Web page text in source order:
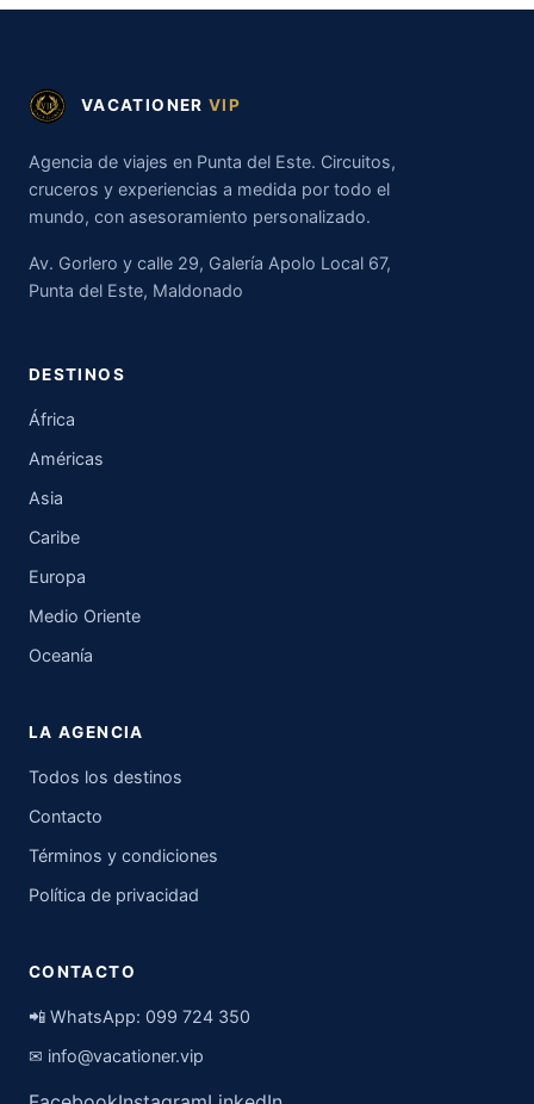
VACATIONER VIP
Agencia de viajes en Punta del Este. Circuitos,
cruceros y experiencias a medida por todo el
mundo, con asesoramiento personalizado.
Av. Gorlero y calle 29, Galería Apolo Local 67,
Punta del Este, Maldonado
DESTINOS
África
Américas
Asia
Caribe
Europa
Medio Oriente
Oceanía
LA AGENCIA
Todos los destinos
Contacto
Términos y condiciones
Política de privacidad
CONTACTO
📲 WhatsApp: 099 724 350
✉ info@vacationer.vip